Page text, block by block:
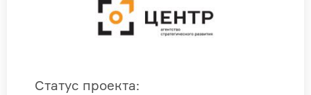
Статус проекта: